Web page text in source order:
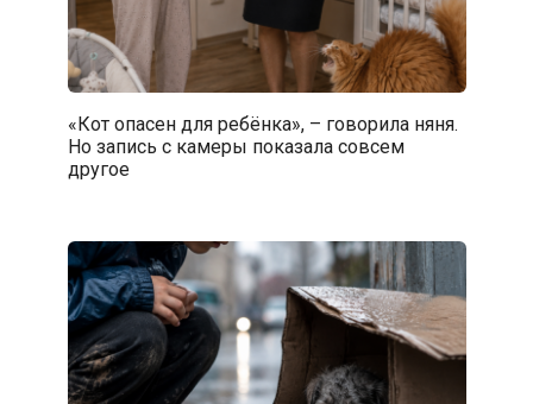
«Кот опасен для ребёнка», – говорила няня.
Но запись с камеры показала совсем
другое